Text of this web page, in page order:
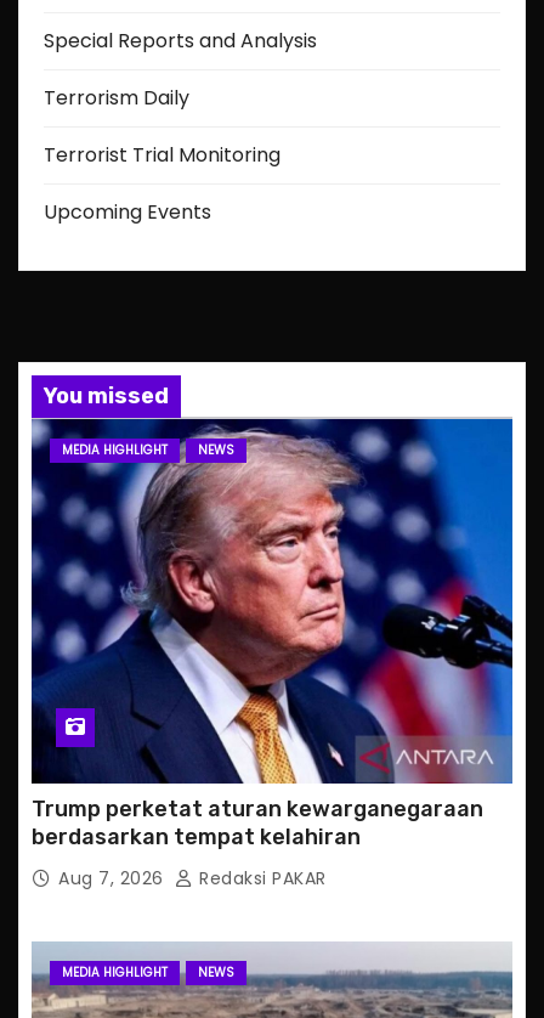
Special Reports and Analysis
Terrorism Daily
Terrorist Trial Monitoring
Upcoming Events
You missed
MEDIA HIGHLIGHT NEWS
Trump perketat aturan kewarganegaraan
berdasarkan tempat kelahiran
Aug 7, 2026 Redaksi PAKAR
MEDIA HIGHLIGHT NEWS